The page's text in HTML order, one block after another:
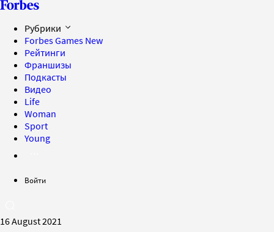
Рубрики
Forbes Games New
Рейтинги
Франшизы
Подкасты
Видео
Life
Woman
Sport
Young
Войти
16 August 2021